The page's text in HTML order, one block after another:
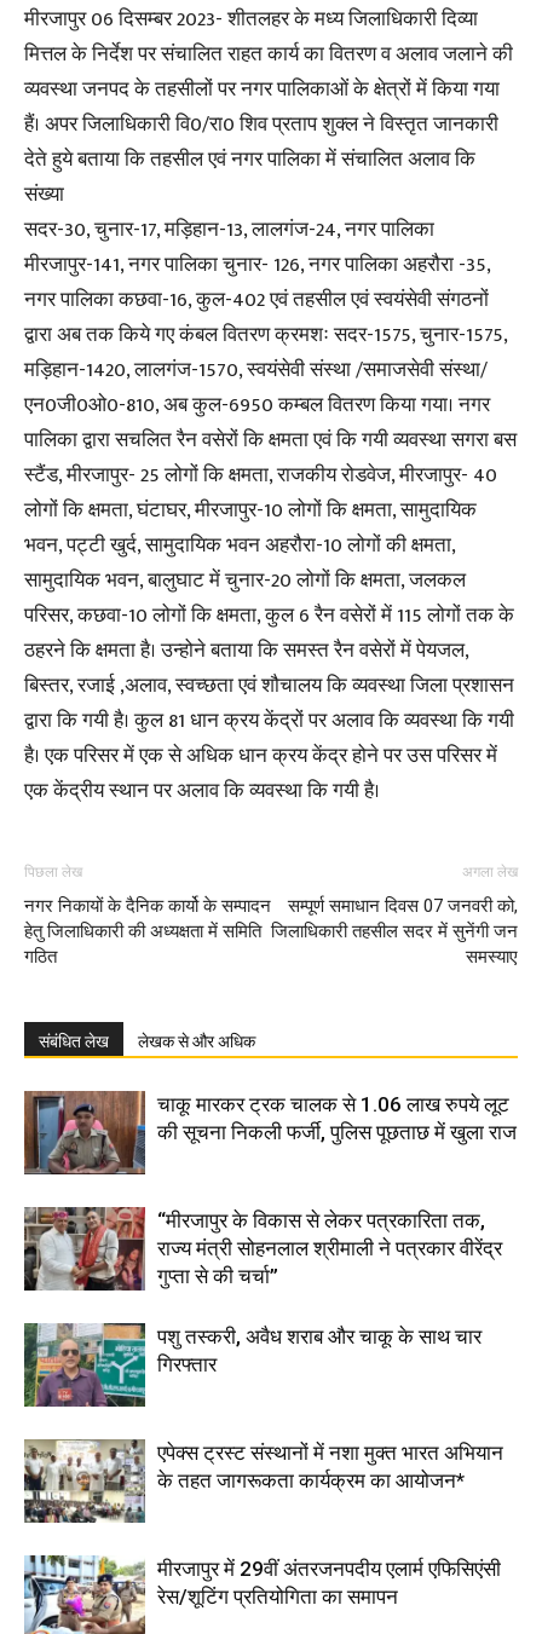
मीरजापुर 06 दिसम्बर 2023- शीतलहर के मध्य जिलाधिकारी दिव्या
मित्तल के निर्देश पर संचालित राहत कार्य का वितरण व अलाव जलाने की
व्यवस्था जनपद के तहसीलों पर नगर पालिकाओं के क्षेत्रों में किया गया
हैं। अपर जिलाधिकारी वि0/रा0 शिव प्रताप शुक्ल ने विस्तृत जानकारी
देते हुये बताया कि तहसील एवं नगर पालिका में संचालित अलाव कि
संख्या
सदर-30, चुनार-17, मड़िहान-13, लालगंज-24, नगर पालिका
मीरजापुर-141, नगर पालिका चुनार- 126, नगर पालिका अहरौरा -35,
नगर पालिका कछवा-16, कुल-402 एवं तहसील एवं स्वयंसेवी संगठनों
द्वारा अब तक किये गए कंबल वितरण क्रमशः सदर-1575, चुनार-1575,
मड़िहान-1420, लालगंज-1570, स्वयंसेवी संस्था /समाजसेवी संस्था/
एन0जी0ओ0-810, अब कुल-6950 कम्बल वितरण किया गया। नगर
पालिका द्वारा सचलित रैन वसेरों कि क्षमता एवं कि गयी व्यवस्था सगरा बस
स्टैंड, मीरजापुर- 25 लोगों कि क्षमता, राजकीय रोडवेज, मीरजापुर- 40
लोगों कि क्षमता, घंटाघर, मीरजापुर-10 लोगों कि क्षमता, सामुदायिक
भवन, पट्टी खुर्द, सामुदायिक भवन अहरौरा-10 लोगों की क्षमता,
सामुदायिक भवन, बालुघाट में चुनार-20 लोगों कि क्षमता, जलकल
परिसर, कछवा-10 लोगों कि क्षमता, कुल 6 रैन वसेरों में 115 लोगों तक के
ठहरने कि क्षमता है। उन्होने बताया कि समस्त रैन वसेरों में पेयजल,
बिस्तर, रजाई ,अलाव, स्वच्छता एवं शौचालय कि व्यवस्था जिला प्रशासन
द्वारा कि गयी है। कुल 81 धान क्रय केंद्रों पर अलाव कि व्यवस्था कि गयी
है। एक परिसर में एक से अधिक धान क्रय केंद्र होने पर उस परिसर में
एक केंद्रीय स्थान पर अलाव कि व्यवस्था कि गयी है।
पिछला लेख
नगर निकायों के दैनिक कार्यो के सम्पादन
हेतु जिलाधिकारी की अध्यक्षता में समिति
गठित
अगला लेख
सम्पूर्ण समाधान दिवस 07 जनवरी को,
जिलाधिकारी तहसील सदर में सुनेंगी जन
समस्याए
संबंधित लेख लेखक से और अधिक
चाकू मारकर ट्रक चालक से 1.06 लाख रुपये लूट
की सूचना निकली फर्जी, पुलिस पूछताछ में खुला राज
“मीरजापुर के विकास से लेकर पत्रकारिता तक,
राज्य मंत्री सोहनलाल श्रीमाली ने पत्रकार वीरेंद्र
गुप्ता से की चर्चा”
पशु तस्करी, अवैध शराब और चाकू के साथ चार
गिरफ्तार
एपेक्स ट्रस्ट संस्थानों में नशा मुक्त भारत अभियान
के तहत जागरूकता कार्यक्रम का आयोजन*
मीरजापुर में 29वीं अंतरजनपदीय एलार्म एफिसिएंसी
रेस/शूटिंग प्रतियोगिता का समापन